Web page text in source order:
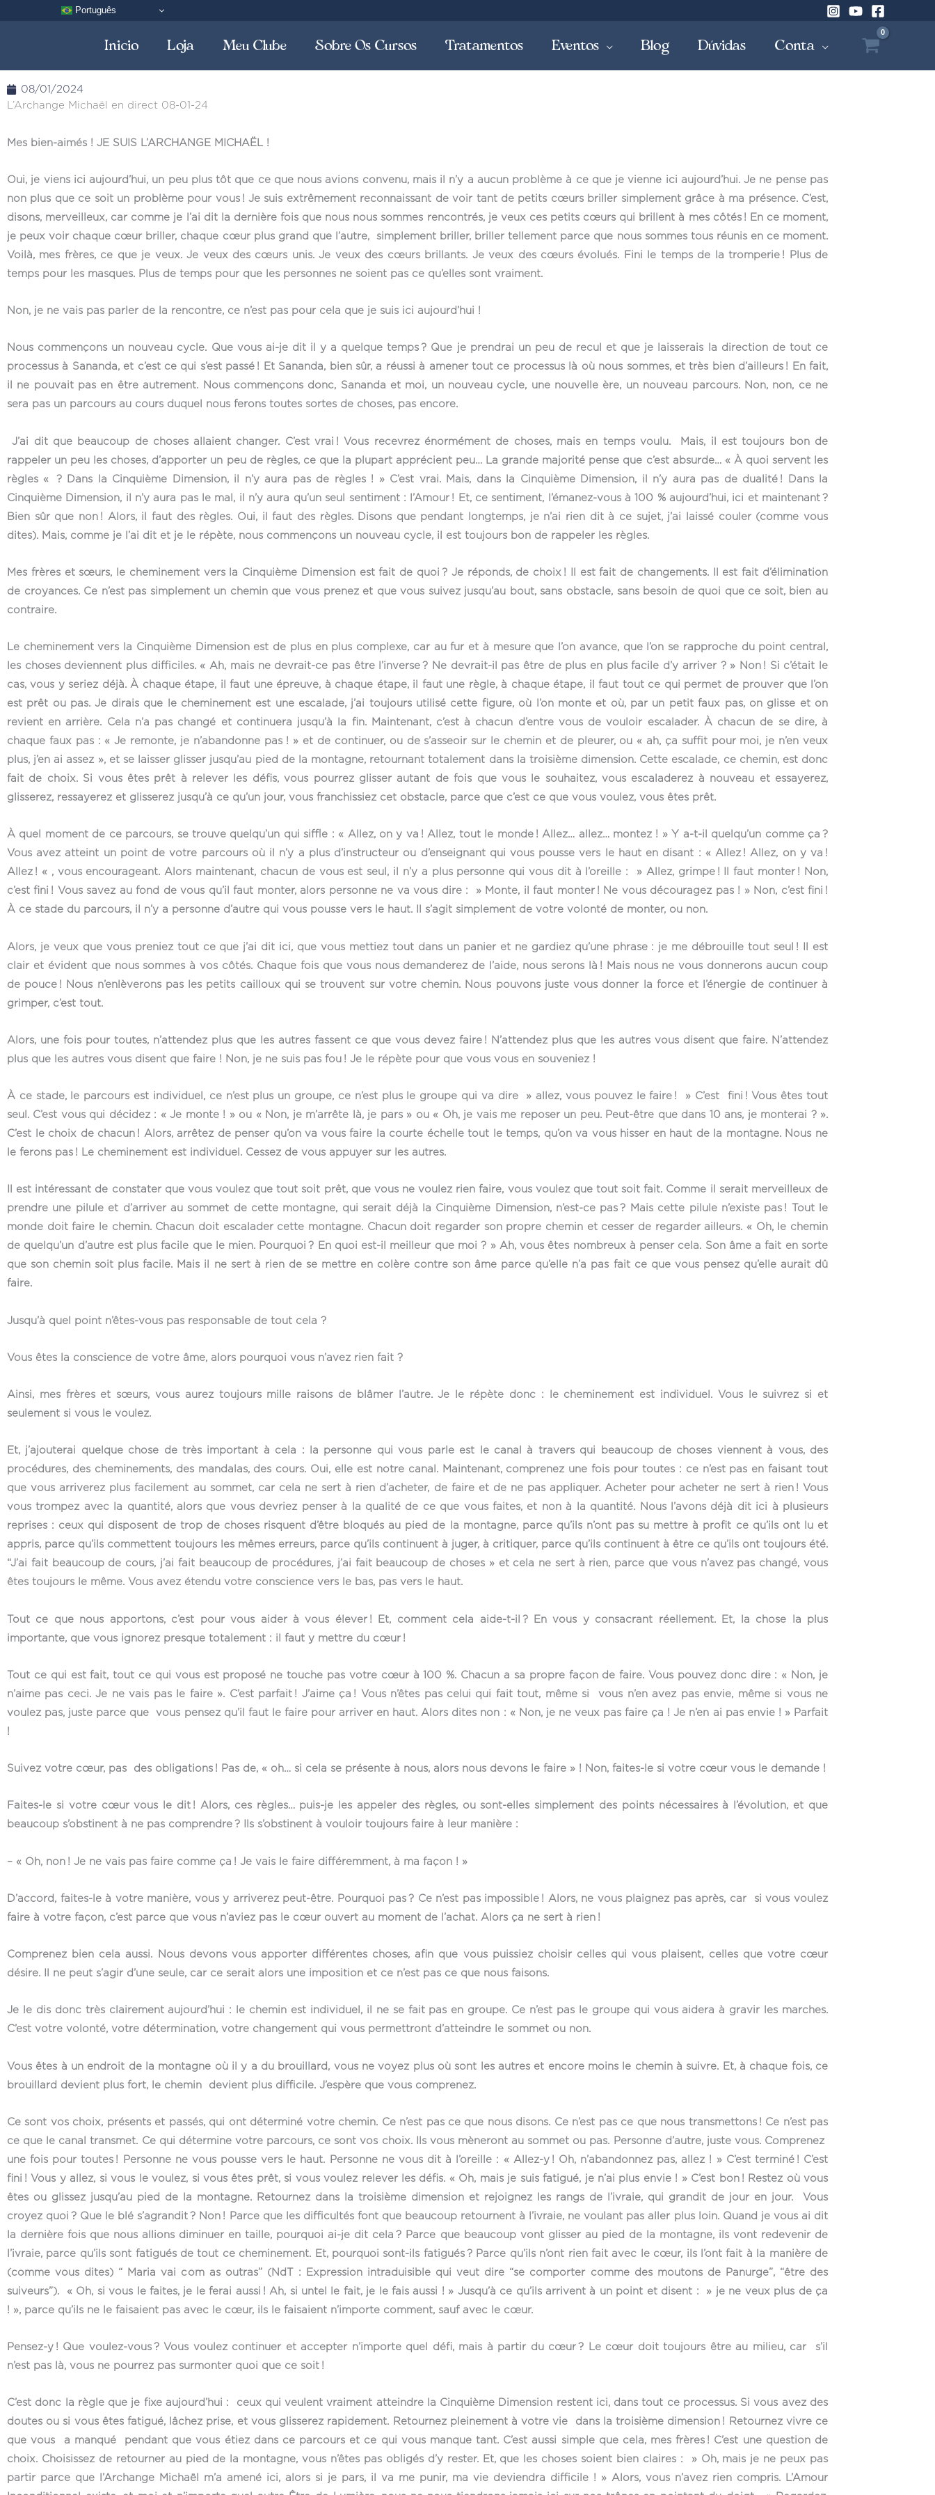
Português
Inicio Loja Meu Clube Sobre Os Cursos Tratamentos Eventos Blog Dúvidas Conta
08/01/2024
L’Archange Michaël en direct 08-01-24
Mes bien-aimés ! JE SUIS L’ARCHANGE MICHAËL !
Oui, je viens ici aujourd’hui, un peu plus tôt que ce que nous avions convenu, mais il n’y a aucun problème à ce que je vienne ici aujourd’hui. Je ne pense pas
non plus que ce soit un problème pour vous ! Je suis extrêmement reconnaissant de voir tant de petits cœurs briller simplement grâce à ma présence. C’est,
disons, merveilleux, car comme je l’ai dit la dernière fois que nous nous sommes rencontrés, je veux ces petits cœurs qui brillent à mes côtés ! En ce moment,
je peux voir chaque cœur briller, chaque cœur plus grand que l’autre, simplement briller, briller tellement parce que nous sommes tous réunis en ce moment.
Voilà, mes frères, ce que je veux. Je veux des cœurs unis. Je veux des cœurs brillants. Je veux des cœurs évolués. Fini le temps de la tromperie ! Plus de
temps pour les masques. Plus de temps pour que les personnes ne soient pas ce qu’elles sont vraiment.
Non, je ne vais pas parler de la rencontre, ce n’est pas pour cela que je suis ici aujourd’hui !
Nous commençons un nouveau cycle. Que vous ai-je dit il y a quelque temps ? Que je prendrai un peu de recul et que je laisserais la direction de tout ce
processus à Sananda, et c’est ce qui s’est passé ! Et Sananda, bien sûr, a réussi à amener tout ce processus là où nous sommes, et très bien d’ailleurs ! En fait,
il ne pouvait pas en être autrement. Nous commençons donc, Sananda et moi, un nouveau cycle, une nouvelle ère, un nouveau parcours. Non, non, ce ne
sera pas un parcours au cours duquel nous ferons toutes sortes de choses, pas encore.
J’ai dit que beaucoup de choses allaient changer. C’est vrai ! Vous recevrez énormément de choses, mais en temps voulu. Mais, il est toujours bon de
rappeler un peu les choses, d’apporter un peu de règles, ce que la plupart apprécient peu… La grande majorité pense que c’est absurde… « À quoi servent les
règles « ? Dans la Cinquième Dimension, il n’y aura pas de règles ! » C’est vrai. Mais, dans la Cinquième Dimension, il n’y aura pas de dualité ! Dans la
Cinquième Dimension, il n’y aura pas le mal, il n’y aura qu’un seul sentiment : l’Amour ! Et, ce sentiment, l’émanez-vous à 100 % aujourd’hui, ici et maintenant ?
Bien sûr que non ! Alors, il faut des règles. Oui, il faut des règles. Disons que pendant longtemps, je n’ai rien dit à ce sujet, j’ai laissé couler (comme vous
dites). Mais, comme je l’ai dit et je le répète, nous commençons un nouveau cycle, il est toujours bon de rappeler les règles.
Mes frères et sœurs, le cheminement vers la Cinquième Dimension est fait de quoi ? Je réponds, de choix ! Il est fait de changements. Il est fait d’élimination
de croyances. Ce n’est pas simplement un chemin que vous prenez et que vous suivez jusqu’au bout, sans obstacle, sans besoin de quoi que ce soit, bien au
contraire.
Le cheminement vers la Cinquième Dimension est de plus en plus complexe, car au fur et à mesure que l’on avance, que l’on se rapproche du point central,
les choses deviennent plus difficiles. « Ah, mais ne devrait-ce pas être l’inverse ? Ne devrait-il pas être de plus en plus facile d’y arriver ? » Non ! Si c’était le
cas, vous y seriez déjà. À chaque étape, il faut une épreuve, à chaque étape, il faut une règle, à chaque étape, il faut tout ce qui permet de prouver que l’on
est prêt ou pas. Je dirais que le cheminement est une escalade, j’ai toujours utilisé cette figure, où l’on monte et où, par un petit faux pas, on glisse et on
revient en arrière. Cela n’a pas changé et continuera jusqu’à la fin. Maintenant, c’est à chacun d’entre vous de vouloir escalader. À chacun de se dire, à
chaque faux pas : « Je remonte, je n’abandonne pas ! » et de continuer, ou de s’asseoir sur le chemin et de pleurer, ou « ah, ça suffit pour moi, je n’en veux
plus, j’en ai assez », et se laisser glisser jusqu’au pied de la montagne, retournant totalement dans la troisième dimension. Cette escalade, ce chemin, est donc
fait de choix. Si vous êtes prêt à relever les défis, vous pourrez glisser autant de fois que vous le souhaitez, vous escaladerez à nouveau et essayerez,
glisserez, ressayerez et glisserez jusqu’à ce qu’un jour, vous franchissiez cet obstacle, parce que c’est ce que vous voulez, vous êtes prêt.
À quel moment de ce parcours, se trouve quelqu’un qui siffle : « Allez, on y va ! Allez, tout le monde ! Allez… allez… montez ! » Y a-t-il quelqu’un comme ça ?
Vous avez atteint un point de votre parcours où il n’y a plus d’instructeur ou d’enseignant qui vous pousse vers le haut en disant : « Allez ! Allez, on y va !
Allez ! « , vous encourageant. Alors maintenant, chacun de vous est seul, il n’y a plus personne qui vous dit à l’oreille : » Allez, grimpe ! Il faut monter ! Non,
c’est fini ! Vous savez au fond de vous qu’il faut monter, alors personne ne va vous dire : » Monte, il faut monter ! Ne vous découragez pas ! » Non, c’est fini !
À ce stade du parcours, il n’y a personne d’autre qui vous pousse vers le haut. Il s’agit simplement de votre volonté de monter, ou non.
Alors, je veux que vous preniez tout ce que j’ai dit ici, que vous mettiez tout dans un panier et ne gardiez qu’une phrase : je me débrouille tout seul ! Il est
clair et évident que nous sommes à vos côtés. Chaque fois que vous nous demanderez de l’aide, nous serons là ! Mais nous ne vous donnerons aucun coup
de pouce ! Nous n’enlèverons pas les petits cailloux qui se trouvent sur votre chemin. Nous pouvons juste vous donner la force et l’énergie de continuer à
grimper, c’est tout.
Alors, une fois pour toutes, n’attendez plus que les autres fassent ce que vous devez faire ! N’attendez plus que les autres vous disent que faire. N’attendez
plus que les autres vous disent que faire ! Non, je ne suis pas fou ! Je le répète pour que vous vous en souveniez !
À ce stade, le parcours est individuel, ce n’est plus un groupe, ce n’est plus le groupe qui va dire » allez, vous pouvez le faire ! » C’est fini ! Vous êtes tout
seul. C’est vous qui décidez : « Je monte ! » ou « Non, je m’arrête là, je pars » ou « Oh, je vais me reposer un peu. Peut-être que dans 10 ans, je monterai ? ».
C’est le choix de chacun ! Alors, arrêtez de penser qu’on va vous faire la courte échelle tout le temps, qu’on va vous hisser en haut de la montagne. Nous ne
le ferons pas ! Le cheminement est individuel. Cessez de vous appuyer sur les autres.
Il est intéressant de constater que vous voulez que tout soit prêt, que vous ne voulez rien faire, vous voulez que tout soit fait. Comme il serait merveilleux de
prendre une pilule et d’arriver au sommet de cette montagne, qui serait déjà la Cinquième Dimension, n’est-ce pas ? Mais cette pilule n’existe pas ! Tout le
monde doit faire le chemin. Chacun doit escalader cette montagne. Chacun doit regarder son propre chemin et cesser de regarder ailleurs. « Oh, le chemin
de quelqu’un d’autre est plus facile que le mien. Pourquoi ? En quoi est-il meilleur que moi ? » Ah, vous êtes nombreux à penser cela. Son âme a fait en sorte
que son chemin soit plus facile. Mais il ne sert à rien de se mettre en colère contre son âme parce qu’elle n’a pas fait ce que vous pensez qu’elle aurait dû
faire.
Jusqu’à quel point n’êtes-vous pas responsable de tout cela ?
Vous êtes la conscience de votre âme, alors pourquoi vous n’avez rien fait ?
Ainsi, mes frères et sœurs, vous aurez toujours mille raisons de blâmer l’autre. Je le répète donc : le cheminement est individuel. Vous le suivrez si et
seulement si vous le voulez.
Et, j’ajouterai quelque chose de très important à cela : la personne qui vous parle est le canal à travers qui beaucoup de choses viennent à vous, des
procédures, des cheminements, des mandalas, des cours. Oui, elle est notre canal. Maintenant, comprenez une fois pour toutes : ce n’est pas en faisant tout
que vous arriverez plus facilement au sommet, car cela ne sert à rien d’acheter, de faire et de ne pas appliquer. Acheter pour acheter ne sert à rien ! Vous
vous trompez avec la quantité, alors que vous devriez penser à la qualité de ce que vous faites, et non à la quantité. Nous l’avons déjà dit ici à plusieurs
reprises : ceux qui disposent de trop de choses risquent d’être bloqués au pied de la montagne, parce qu’ils n’ont pas su mettre à profit ce qu’ils ont lu et
appris, parce qu’ils commettent toujours les mêmes erreurs, parce qu’ils continuent à juger, à critiquer, parce qu’ils continuent à être ce qu’ils ont toujours été.
“J’ai fait beaucoup de cours, j’ai fait beaucoup de procédures, j’ai fait beaucoup de choses » et cela ne sert à rien, parce que vous n’avez pas changé, vous
êtes toujours le même. Vous avez étendu votre conscience vers le bas, pas vers le haut.
Tout ce que nous apportons, c’est pour vous aider à vous élever ! Et, comment cela aide-t-il ? En vous y consacrant réellement. Et, la chose la plus
importante, que vous ignorez presque totalement : il faut y mettre du cœur !
Tout ce qui est fait, tout ce qui vous est proposé ne touche pas votre cœur à 100 %. Chacun a sa propre façon de faire. Vous pouvez donc dire : « Non, je
n’aime pas ceci. Je ne vais pas le faire ». C’est parfait ! J’aime ça ! Vous n’êtes pas celui qui fait tout, même si vous n’en avez pas envie, même si vous ne
voulez pas, juste parce que vous pensez qu’il faut le faire pour arriver en haut. Alors dites non : « Non, je ne veux pas faire ça ! Je n’en ai pas envie ! » Parfait
!
Suivez votre cœur, pas des obligations ! Pas de, « oh… si cela se présente à nous, alors nous devons le faire » ! Non, faites-le si votre cœur vous le demande !
Faites-le si votre cœur vous le dit ! Alors, ces règles… puis-je les appeler des règles, ou sont-elles simplement des points nécessaires à l’évolution, et que
beaucoup s’obstinent à ne pas comprendre ? Ils s’obstinent à vouloir toujours faire à leur manière :
– « Oh, non ! Je ne vais pas faire comme ça ! Je vais le faire différemment, à ma façon ! »
D’accord, faites-le à votre manière, vous y arriverez peut-être. Pourquoi pas ? Ce n’est pas impossible ! Alors, ne vous plaignez pas après, car si vous voulez
faire à votre façon, c’est parce que vous n’aviez pas le cœur ouvert au moment de l’achat. Alors ça ne sert à rien !
Comprenez bien cela aussi. Nous devons vous apporter différentes choses, afin que vous puissiez choisir celles qui vous plaisent, celles que votre cœur
désire. Il ne peut s’agir d’une seule, car ce serait alors une imposition et ce n’est pas ce que nous faisons.
Je le dis donc très clairement aujourd’hui : le chemin est individuel, il ne se fait pas en groupe. Ce n’est pas le groupe qui vous aidera à gravir les marches.
C’est votre volonté, votre détermination, votre changement qui vous permettront d’atteindre le sommet ou non.
Vous êtes à un endroit de la montagne où il y a du brouillard, vous ne voyez plus où sont les autres et encore moins le chemin à suivre. Et, à chaque fois, ce
brouillard devient plus fort, le chemin devient plus difficile. J’espère que vous comprenez.
Ce sont vos choix, présents et passés, qui ont déterminé votre chemin. Ce n’est pas ce que nous disons. Ce n’est pas ce que nous transmettons ! Ce n’est pas
ce que le canal transmet. Ce qui détermine votre parcours, ce sont vos choix. Ils vous mèneront au sommet ou pas. Personne d’autre, juste vous. Comprenez
une fois pour toutes ! Personne ne vous pousse vers le haut. Personne ne vous dit à l’oreille : « Allez-y ! Oh, n’abandonnez pas, allez ! » C’est terminé ! C’est
fini ! Vous y allez, si vous le voulez, si vous êtes prêt, si vous voulez relever les défis. « Oh, mais je suis fatigué, je n’ai plus envie ! » C’est bon ! Restez où vous
êtes ou glissez jusqu’au pied de la montagne. Retournez dans la troisième dimension et rejoignez les rangs de l’ivraie, qui grandit de jour en jour. Vous
croyez quoi ? Que le blé s’agrandit ? Non ! Parce que les difficultés font que beaucoup retournent à l’ivraie, ne voulant pas aller plus loin. Quand je vous ai dit
la dernière fois que nous allions diminuer en taille, pourquoi ai-je dit cela ? Parce que beaucoup vont glisser au pied de la montagne, ils vont redevenir de
l’ivraie, parce qu’ils sont fatigués de tout ce cheminement. Et, pourquoi sont-ils fatigués ? Parce qu’ils n’ont rien fait avec le cœur, ils l’ont fait à la manière de
(comme vous dites) “ Maria vai com as outras” (NdT : Expression intraduisible qui veut dire “se comporter comme des moutons de Panurge”, “être des
suiveurs”). « Oh, si vous le faites, je le ferai aussi ! Ah, si untel le fait, je le fais aussi ! » Jusqu’à ce qu’ils arrivent à un point et disent : » je ne veux plus de ça
! », parce qu’ils ne le faisaient pas avec le cœur, ils le faisaient n’importe comment, sauf avec le cœur.
Pensez-y ! Que voulez-vous ? Vous voulez continuer et accepter n’importe quel défi, mais à partir du cœur ? Le cœur doit toujours être au milieu, car s’il
n’est pas là, vous ne pourrez pas surmonter quoi que ce soit !
C’est donc la règle que je fixe aujourd’hui : ceux qui veulent vraiment atteindre la Cinquième Dimension restent ici, dans tout ce processus. Si vous avez des
doutes ou si vous êtes fatigué, lâchez prise, et vous glisserez rapidement. Retournez pleinement à votre vie dans la troisième dimension ! Retournez vivre ce
que vous a manqué pendant que vous étiez dans ce parcours et ce qui vous manque tant. C’est aussi simple que cela, mes frères ! C’est une question de
choix. Choisissez de retourner au pied de la montagne, vous n’êtes pas obligés d’y rester. Et, que les choses soient bien claires : » Oh, mais je ne peux pas
partir parce que l’Archange Michaël m’a amené ici, alors si je pars, il va me punir, ma vie deviendra difficile ! » Alors, vous n’avez rien compris. L’Amour